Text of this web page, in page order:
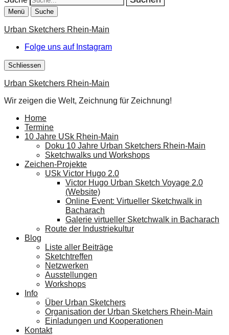
Menü Suche
Urban Sketchers Rhein-Main
Folge uns auf Instagram
Schliessen
Urban Sketchers Rhein-Main
Wir zeigen die Welt, Zeichnung für Zeichnung!
Home
Termine
10 Jahre USk Rhein-Main
Doku 10 Jahre Urban Sketchers Rhein-Main
Sketchwalks und Workshops
Zeichen-Projekte
USk Victor Hugo 2.0
Victor Hugo Urban Sketch Voyage 2.0
(Website)
Online Event: Virtueller Sketchwalk in
Bacharach
Galerie virtueller Sketchwalk in Bacharach
Route der Industriekultur
Blog
Liste aller Beiträge
Sketchtreffen
Netzwerken
Ausstellungen
Workshops
Info
Über Urban Sketchers
Organisation der Urban Sketchers Rhein-Main
Einladungen und Kooperationen
Kontakt